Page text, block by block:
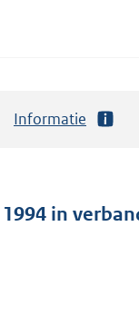
Informatie
in